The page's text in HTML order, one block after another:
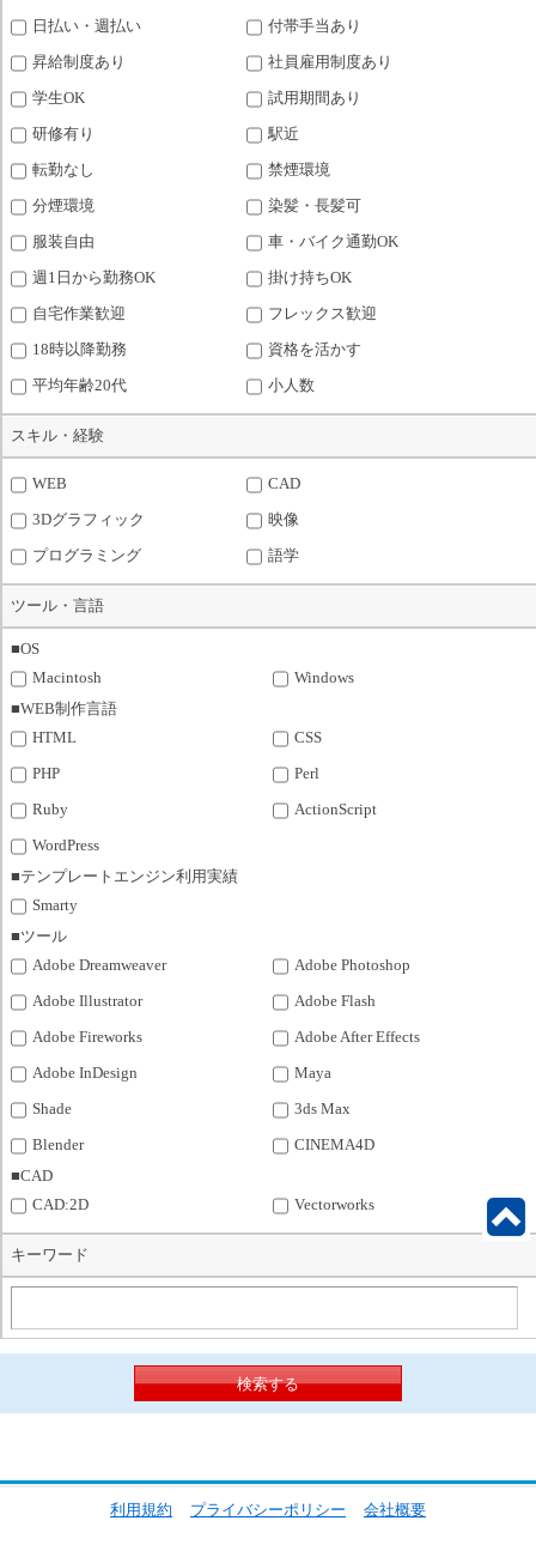
日払い・週払い
付帯手当あり
昇給制度あり
社員雇用制度あり
学生OK
試用期間あり
研修有り
駅近
転勤なし
禁煙環境
分煙環境
染髪・長髪可
服装自由
車・バイク通勤OK
週1日から勤務OK
掛け持ちOK
自宅作業歓迎
フレックス歓迎
18時以降勤務
資格を活かす
平均年齢20代
小人数
スキル・経験
WEB
CAD
3Dグラフィック
映像
プログラミング
語学
ツール・言語
■OS
Macintosh
Windows
■WEB制作言語
HTML
CSS
PHP
Perl
Ruby
ActionScript
WordPress
■テンプレートエンジン利用実績
Smarty
■ツール
Adobe Dreamweaver
Adobe Photoshop
Adobe Illustrator
Adobe Flash
Adobe Fireworks
Adobe After Effects
Adobe InDesign
Maya
Shade
3ds Max
Blender
CINEMA4D
■CAD
CAD:2D
Vectorworks
キーワード
利用規約 プライバシーポリシー 会社概要